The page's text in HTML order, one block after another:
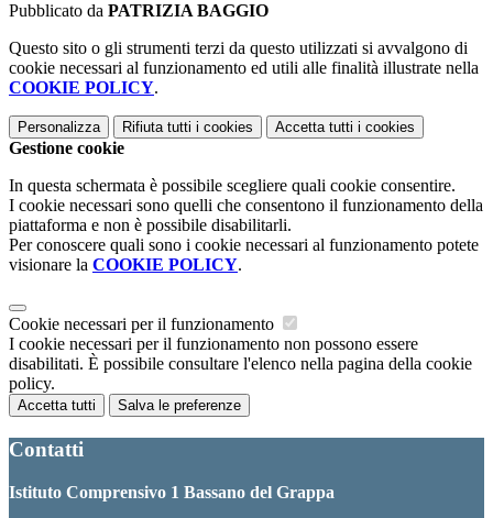
Pubblicato da PATRIZIA BAGGIO
Questo sito o gli strumenti terzi da questo utilizzati si avvalgono di
cookie necessari al funzionamento ed utili alle finalità illustrate nella
COOKIE POLICY.
Personalizza Rifiuta tutti i cookies Accetta tutti i cookies
Gestione cookie
In questa schermata è possibile scegliere quali cookie consentire.
I cookie necessari sono quelli che consentono il funzionamento della
piattaforma e non è possibile disabilitarli.
Per conoscere quali sono i cookie necessari al funzionamento potete
visionare la COOKIE POLICY.
Cookie necessari per il funzionamento
I cookie necessari per il funzionamento non possono essere
disabilitati. È possibile consultare l'elenco nella pagina della cookie
policy.
Accetta tutti Salva le preferenze
Contatti
Istituto Comprensivo 1 Bassano del Grappa